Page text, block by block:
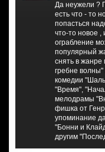
Да неужели ?
есть что - то
попасться
что-то новое
ограбление
популярный
снять в
гребне
комедии
"Время",
мелодрамы
фишка от
упоминание
"Бонни и
другим